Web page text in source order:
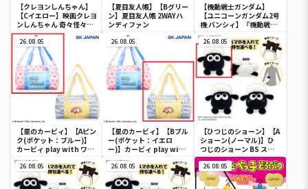
【クレヨンしんちゃん】
【Cイエロー】映画クレヨ
ンしんちゃん 奇々怪々！
オラの妖怪バケ～ション
フルカラータンブラー
【夏目友人帳】【Bグリー
ン】夏目友人帳 2WAYハ
ンディファン
【機動戦士ガンダム】
【ユニコーンガンダム2号
機 バンシィ】『機動戦士
ーライト-ユニコーンガン
ダム2号機 バンシィ（デ
ストロイモード）-
26.08.05
【星のカービィ】【Aピン
ク(ポケット：ブルー)】
カービィ play with ワド
ルディ ボストンバッグ
26.08.05
【星のカービィ】【Bブル
ー(ポケット：イエロ
ー)】カービィ play with
ワドルディ ボストンバッ
グ
26.08.05
【ひつじのショーン】【A
ショーン(ノーマル)】ひ
つじのショーン BS スマ
ホショーンルダー
26.08.05 26.08.05 26.08.05